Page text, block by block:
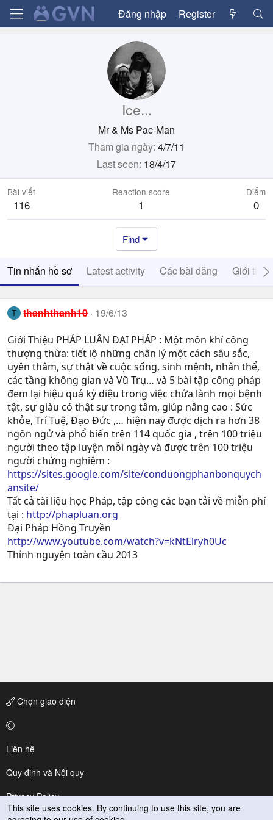
Đăng nhập Register
Ice...
Mr & Ms Pac-Man
Tham gia ngày 4/7/11
Last seen 18/4/17
Bài viết
116
Reaction score
1
Điểm
0
Find
Tin nhắn hồ sơ Latest activity Các bài đăng Giới thiệu
T thanhthanh10 19/6/13
Giới Thiệu PHÁP LUÂN ĐẠI PHÁP : Một môn khí công
thượng thừa: tiết lộ những chân lý một cách sâu sắc,
uyên thâm, sự thật về cuộc sống, sinh mệnh, nhân thể,
các tầng không gian và Vũ Trụ… và 5 bài tập công pháp
đem lại hiệu quả kỳ diệu trong việc chửa lành mọi bệnh
tật, sự giàu có thật sự trong tâm, giúp nâng cao : Sức
khỏe, Trí Tuệ, Ðạo Ðức ,… hiện nay được dịch ra hơn 38
ngôn ngử và phổ biến trên 114 quốc gia , trên 100 triệu
người theo tập luyện mỗi ngày và được trên 100 triệu
người chứng nghiệm :
https://sites.google.com/site/conduongphanbonquych
ansite/
Tất cả tài liệu học Pháp, tập công các bạn tải về miễn phí
tại : http://phapluan.org
Đại Pháp Hồng Truyền
http://www.youtube.com/watch?v=kNtElryh0Uc
Thỉnh nguyện toàn cầu 2013
Chọn giao diện
Liên hệ
Quy định và Nội quy
Privacy Policy
This site uses cookies. By continuing to use this site, you are